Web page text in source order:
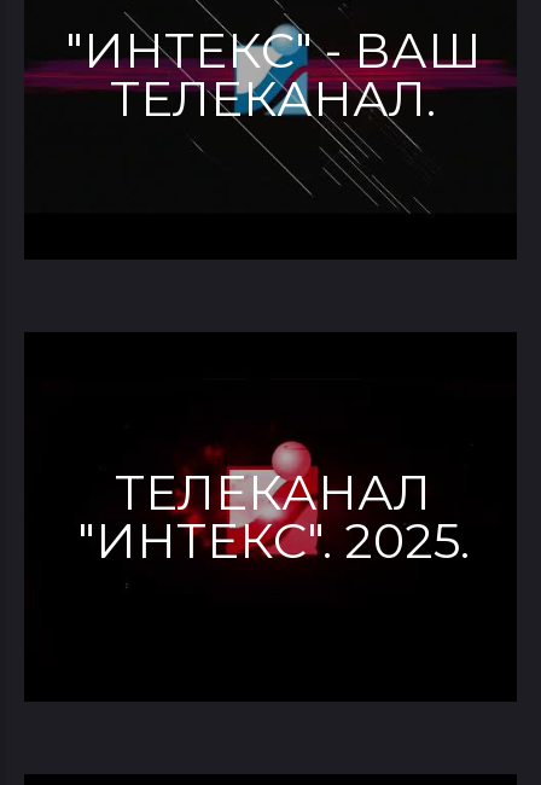
"ИНТЕКС" - ВАШ
ТЕЛЕКАНАЛ.
ТЕЛЕКАНАЛ
"ИНТЕКС". 2025.